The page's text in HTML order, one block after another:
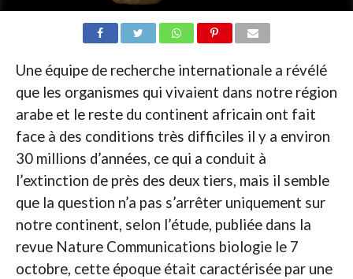
Une équipe de recherche internationale a révélé
que les organismes qui vivaient dans notre région
arabe et le reste du continent africain ont fait
face à des conditions très difficiles il y a environ
30 millions d’années, ce qui a conduit à
l’extinction de près des deux tiers, mais il semble
que la question n’a pas s’arrêter uniquement sur
notre continent, selon l’étude, publiée dans la
revue Nature Communications biologie le 7
octobre, cette époque était caractérisée par une